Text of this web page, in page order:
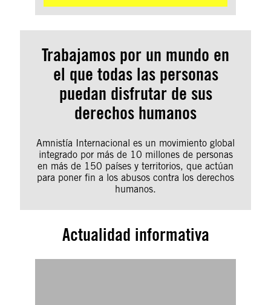
Trabajamos por un mundo en
el que todas las personas
puedan disfrutar de sus
derechos humanos
Amnistía Internacional es un movimiento global
integrado por más de 10 millones de personas
en más de 150 países y territorios, que actúan
para poner fin a los abusos contra los derechos
humanos.
Actualidad informativa